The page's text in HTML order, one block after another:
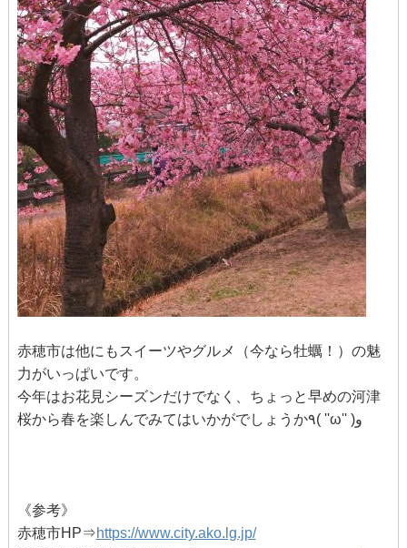
赤穂市は他にもスイーツやグルメ（今なら牡蠣！）の魅
力がいっぱいです。
今年はお花見シーズンだけでなく、ちょっと早めの河津
桜から春を楽しんでみてはいかがでしょうか٩( ''ω'' )و
《参考》
赤穂市HP⇒https://www.city.ako.lg.jp/